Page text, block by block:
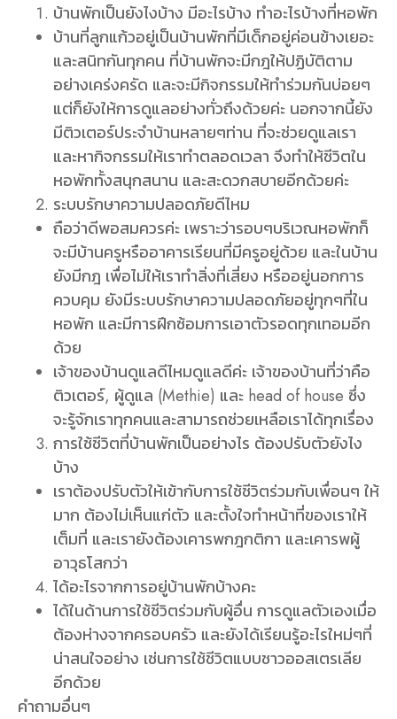
บ้านพักเป็นยังไงบ้าง มีอะไรบ้าง ทำอะไรบ้างที่หอพัก
บ้านที่ลูกแก้วอยู่เป็นบ้านพักที่มีเด็กอยู่ค่อนข้างเยอะ
และสนิทกันทุกคน ที่บ้านพักจะมีกฎให้ปฏิบัติตาม
อย่างเคร่งครัด และจะมีกิจกรรมให้ทำร่วมกันบ่อยๆ
แต่ก็ยังให้การดูแลอย่างทั่วถึงด้วยค่ะ นอกจากนี้ยัง
มีติวเตอร์ประจำบ้านหลายๆท่าน ที่จะช่วยดูแลเรา
และหากิจกรรมให้เราทำตลอดเวลา จึงทำให้ชีวิตใน
หอพักทั้งสนุกสนาน และสะดวกสบายอีกด้วยค่ะ
ระบบรักษาความปลอดภัยดีไหม
ถือว่าดีพอสมควรค่ะ เพราะว่ารอบๆบริเวณหอพักก็
จะมีบ้านครูหรืออาคารเรียนที่มีครูอยู่ด้วย และในบ้าน
ยังมีกฎ เพื่อไม่ให้เราทำสิ่งที่เสี่ยง หรืออยู่นอกการ
ควบคุม ยังมีระบบรักษาความปลอดภัยอยู่ทุกๆที่ใน
หอพัก และมีการฝึกซ้อมการเอาตัวรอดทุกเทอมอีก
ด้วย
เจ้าของบ้านดูแลดีไหมดูแลดีค่ะ เจ้าของบ้านที่ว่าคือ
ติวเตอร์, ผู้ดูแล (Methie) และ head of house ซึ่ง
จะรู้จักเราทุกคนและสามารถช่วยเหลือเราได้ทุกเรื่อง
การใช้ชีวิตที่บ้านพักเป็นอย่างไร ต้องปรับตัวยังไง
บ้าง
เราต้องปรับตัวให้เข้ากับการใช้ชีวิตร่วมกับเพื่อนๆ ให้
มาก ต้องไม่เห็นแก่ตัว และตั้งใจทำหน้าที่ของเราให้
เต็มที่ และเรายังต้องเคารพกฎกติกา และเคารพผู้
อาวุธโสกว่า
ได้อะไรจากการอยู่บ้านพักบ้างคะ
ได้ในด้านการใช้ชีวิตร่วมกับผู้อื่น การดูแลตัวเองเมื่อ
ต้องห่างจากครอบครัว และยังได้เรียนรู้อะไรใหม่ๆที่
น่าสนใจอย่าง เช่นการใช้ชีวิตแบบชาวออสเตรเลีย
อีกด้วย
คำถามอื่นๆ